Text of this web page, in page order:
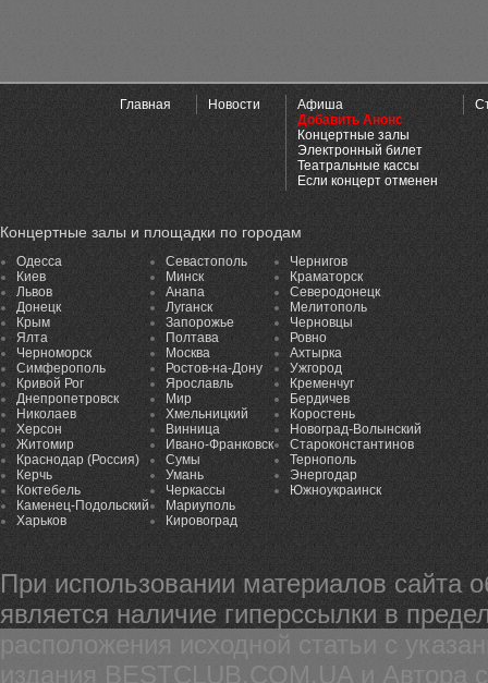
Главная Новости
Афиша
Добавить Анонс
Концертные залы
Электронный билет
Театральные кассы
Если концерт отменен
Концертные залы и площадки по городам
Одесса
Киев
Львов
Донецк
Крым
Ялта
Черноморск
Симферополь
Кривой Рог
Днепропетровск
Николаев
Херсон
Житомир
Краснодар (Россия)
Керчь
Коктебель
Каменец-Подольский
Харьков
Севастополь
Минск
Анапа
Луганск
Запорожье
Полтава
Москва
Ростов-на-Дону
Ярославль
Мир
Хмельницкий
Винница
Ивано-Франковск
Сумы
Умань
Черкассы
Мариуполь
Кировоград
Чернигов
Краматорск
Северодонецк
Мелитополь
Черновцы
Ровно
Ахтырка
Ужгород
Кременчуг
Бердичев
Коростень
Новоград-Волынский
Староконстантинов
Тернополь
Энергодар
Южноукраинск
При использовании материалов сайта
является наличие гиперссылки в
расположения исходной статьи с
издания BESTCLUB.COM.UA и Автора